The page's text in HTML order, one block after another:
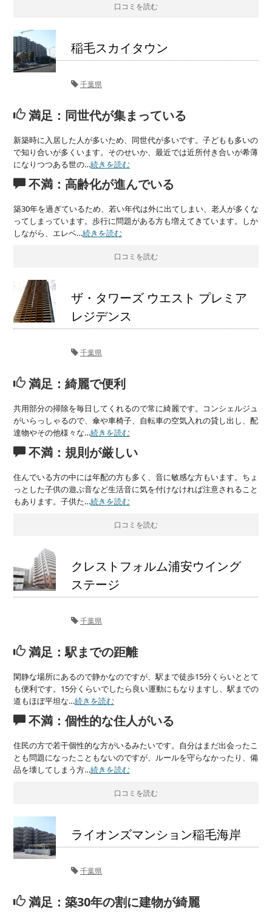
口コミを読む
稲毛スカイタウン
千葉県
満足：同世代が集まっている
新築時に入居した人が多いため、同世代が多いです。子どもも多いの
で知り合いが多くいます。そのせいか、最近では近所付き合いが希薄
になりつつある世の…続きを読む
不満：高齢化が進んでいる
築30年を過ぎているため、若い年代は外に出てしまい、老人が多くな
ってしまっています。歩行に問題がある方も増えてきています。しか
しながら、エレベ…続きを読む
口コミを読む
ザ・タワーズ ウエスト プレミア
レジデンス
千葉県
満足：綺麗で便利
共用部分の掃除を毎日してくれるので常に綺麗です。コンシェルジュ
がいらっしゃるので、傘や車椅子、自転車の空気入れの貸し出し、配
達物やその他様々な…続きを読む
不満：規則が厳しい
住んでいる方の中には年配の方も多く、音に敏感な方もいます。ちょ
っとした子供の遊ぶ音など生活音に気を付けなければ注意されること
もあります。子供た…続きを読む
口コミを読む
クレストフォルム浦安ウイング
ステージ
千葉県
満足：駅までの距離
閑静な場所にあるので静かなのですが、駅まで徒歩15分くらいととて
も便利です。15分くらいでしたら良い運動にもなりますし、駅までの
道もほぼ平坦な…続きを読む
不満：個性的な住人がいる
住民の方で若干個性的な方がいるみたいです。自分はまだ出会ったこ
とも問題になったこともないのですが、ルールを守らなかったり、備
品を壊してしまう方…続きを読む
口コミを読む
ライオンズマンション稲毛海岸
千葉県
満足：築30年の割に建物が綺麗